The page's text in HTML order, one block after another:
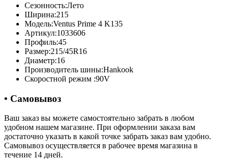
Сезонность:Лето
Ширина:215
Модель:Ventus Prime 4 K135
Артикул:1033606
Профиль:45
Размер:215/45R16
Диаметр:16
Производитель шины:Hankook
Скоростной режим :90V
• Самовывоз
Ваш заказ вы можете самостоятельно забрать в любом
удобном нашем магазине. При оформлении заказа вам
достаточно указать в какой точке забрать заказ вам удобно.
Самовывоз осуществляется в рабочее время магазина в
течение 14 дней.